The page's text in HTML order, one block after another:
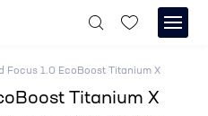
Focus 1.0 EcoBoost Titanium X
Titanium X